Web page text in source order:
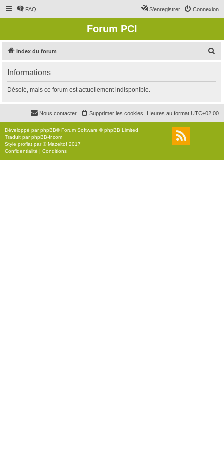
FAQ Connexion
S’enregistrer
Forum PCI
Index du forum
r
c
r
Informations
Désolé, mais ce forum est actuellement indisponible.
Heures au format UTC+02:00
Supprimer les cookies
Nous contacter
Développé parphpBB® Forum Software © phpBB Limited
Traduit parphpBB-fr.com
Style proflat par ©Mazeltof 2017
Confidentialité | Conditions